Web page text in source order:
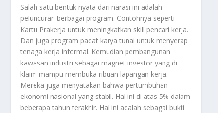
Salah satu bentuk nyata dari narasi ini adalah
peluncuran berbagai program. Contohnya seperti
Kartu Prakerja untuk meningkatkan skill pencari kerja.
Dan juga program padat karya tunai untuk menyerap
tenaga kerja informal. Kemudian pembangunan
kawasan industri sebagai magnet investor yang di
klaim mampu membuka ribuan lapangan kerja.
Mereka juga menyatakan bahwa pertumbuhan
ekonomi nasional yang stabil. Hal ini di atas 5% dalam
beberapa tahun terakhir. Hal ini adalah sebagai bukti